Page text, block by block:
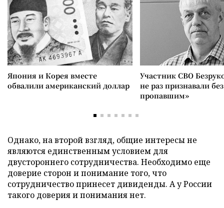
Япония и Корея вместе
обвалили американский доллар
Участник СВО
не раз признавали
пропавшим»
Однако, на второй взгляд, общие интересы не
являются единственным условием для
двустороннего сотрудничества. Необходимо еще
доверие сторон и понимание того, что
сотрудничество принесет дивиденды. А у России
такого доверия и понимания нет.